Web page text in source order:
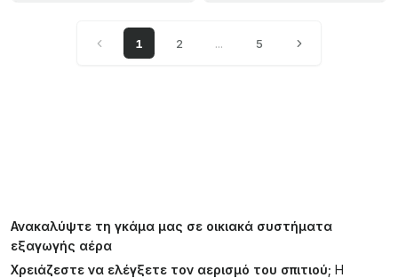
1 2 ... 5
Ανακαλύψτε τη γκάμα μας σε οικιακά συστήματα
εξαγωγής αέρα
Χρειάζεστε να ελέγξετε τον αερισμό του σπιτιού; Η